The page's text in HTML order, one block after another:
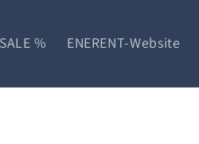
SALE % ENERENT-Website